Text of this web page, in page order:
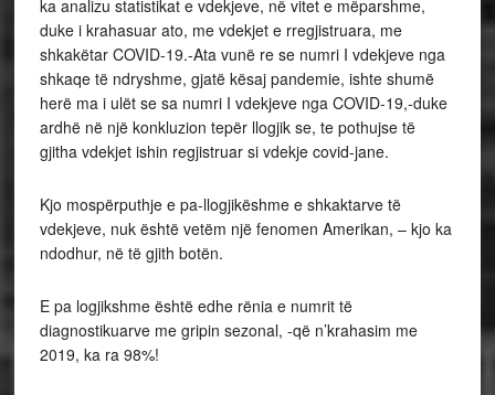
ka analizu statistikat e vdekjeve, në vitet e mëparshme,
duke i krahasuar ato, me vdekjet e rregjistruara, me
shkakëtar COVID-19.-Ata vunë re se numri I vdekjeve nga
shkaqe të ndryshme, gjatë kësaj pandemie, ishte shumë
herë ma i ulët se sa numri I vdekjeve nga COVID-19,-duke
ardhë në një konkluzion tepër llogjik se, te pothujse të
gjitha vdekjet ishin regjistruar si vdekje covid-jane.
Kjo mospërputhje e pa-llogjikëshme e shkaktarve të
vdekjeve, nuk është vetëm një fenomen Amerikan, – kjo ka
ndodhur, në të gjith botën.
E pa logjikshme është edhe rënia e numrit të
diagnostikuarve me gripin sezonal, -që n’krahasim me
2019, ka ra 98%!